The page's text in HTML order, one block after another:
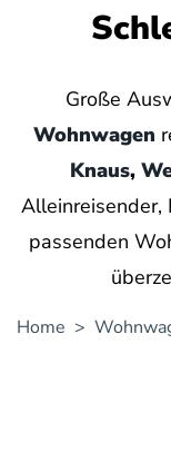
Große
Wohnwagen
Knaus,
Alleinreisender,
passenden
Home >